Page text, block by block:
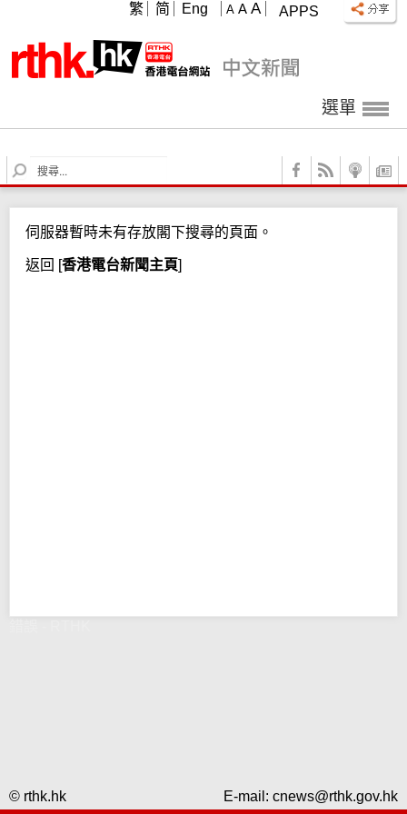
APPS
A A A
繁 简 Eng
選單
S
e
c
h
伺服器暫時未有存放閣下搜尋的頁面。
返回 [香港電台新聞主頁]
© rthk.hk E-mail: cnews@rthk.gov.hk